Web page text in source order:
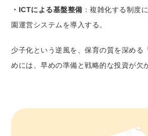
・ICTによる基盤整備 ：複雑化する制度
園運営システムを導入する。
少子化という逆風を、保育の質を深める
めには、早めの準備と戦略的な投資が欠